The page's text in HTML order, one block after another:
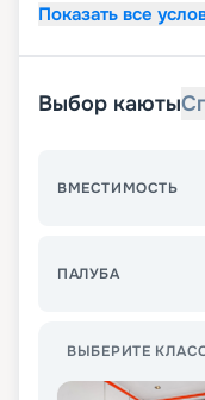
Показать все
Выбор каюты
ВМЕСТИМОСТЬ
ПАЛУБА
ВЫБЕРИТЕ